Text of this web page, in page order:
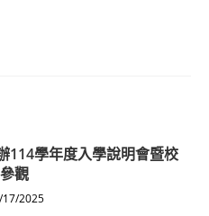
114學年度入學說明會暨校
觀
2025